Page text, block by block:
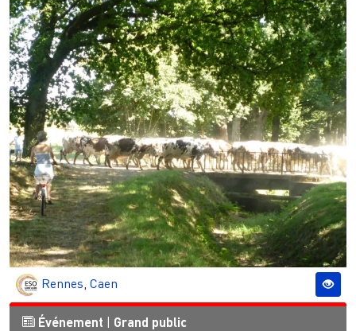
Rennes Caen
Événement | Grand public